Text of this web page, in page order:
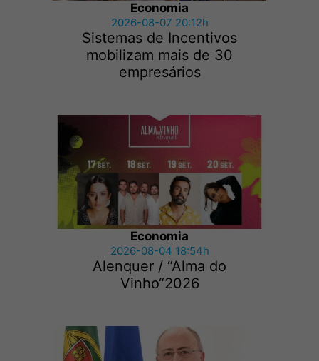
Economia
2026-08-07 20:12h
Sistemas de Incentivos
mobilizam mais de 30
empresários
Economia
2026-08-04 18:54h
Alenquer / “Alma do
Vinho“2026